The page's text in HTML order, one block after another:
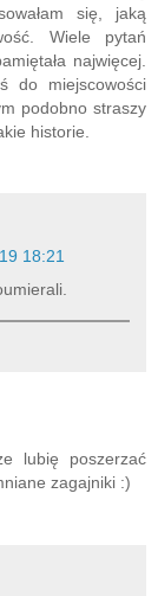
się, jaką
Wiele pytań
najwięcej.
do miejscowości
podobno straszy
historie.
18:21
lubię poszerzać
zagajniki :)